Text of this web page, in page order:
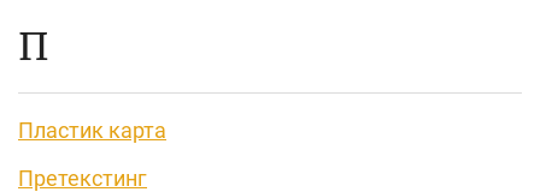
П
Пластик карта
Претекстинг